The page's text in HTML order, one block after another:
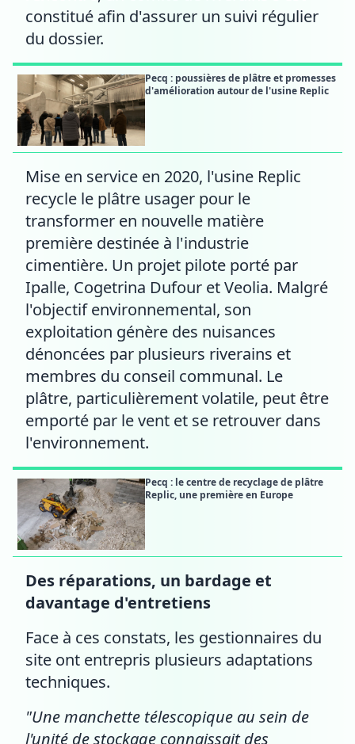
constitué afin d'assurer un suivi régulier
du dossier.
Pecq : poussières de plâtre et promesses
d'amélioration autour de l'usine Replic
Mise en service en 2020, l'usine Replic
recycle le plâtre usager pour le
transformer en nouvelle matière
première destinée à l'industrie
cimentière. Un projet pilote porté par
Ipalle, Cogetrina Dufour et Veolia. Malgré
l'objectif environnemental, son
exploitation génère des nuisances
dénoncées par plusieurs riverains et
membres du conseil communal. Le
plâtre, particulièrement volatile, peut être
emporté par le vent et se retrouver dans
l'environnement.
Pecq : le centre de recyclage de plâtre
Replic, une première en Europe
Des réparations, un bardage et
davantage d'entretiens
Face à ces constats, les gestionnaires du
site ont entrepris plusieurs adaptations
techniques.
"Une manchette télescopique au sein de
l'unité de stockage connaissait des